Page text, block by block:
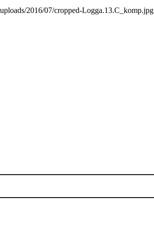
2016/07/cropped-Logga.13.C_komp.jpg